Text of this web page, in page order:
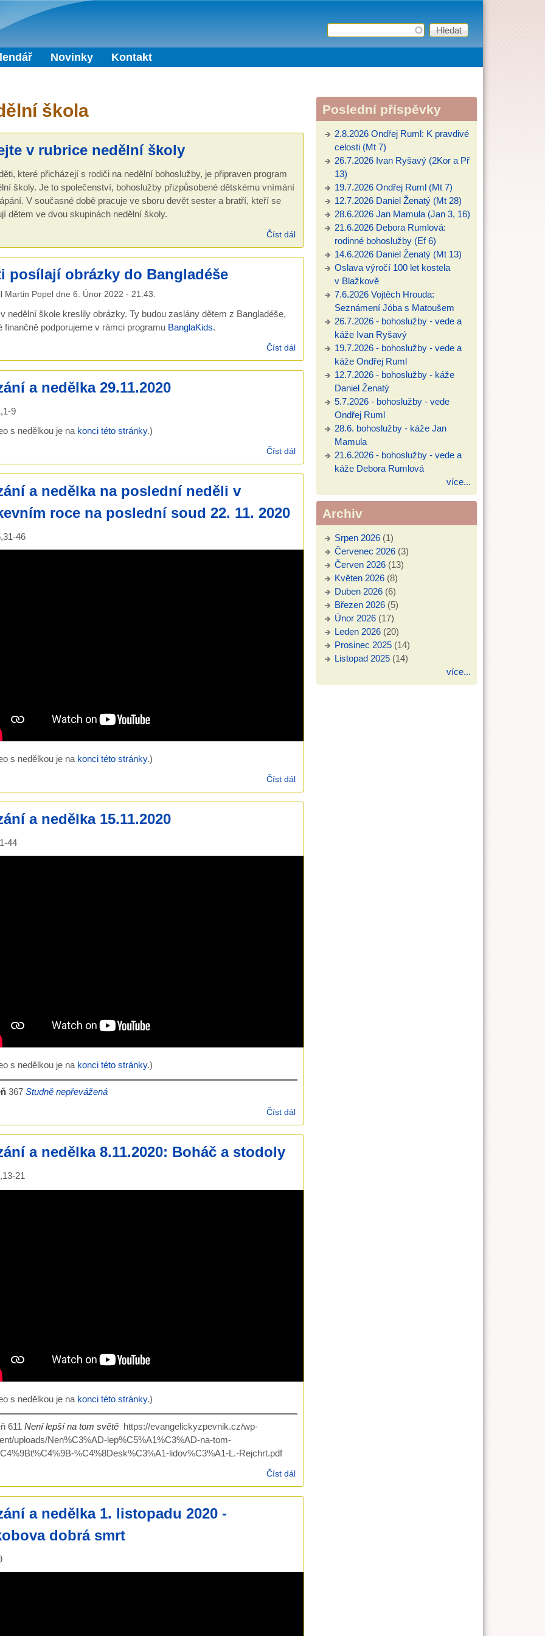
Vyhledávání
Hledat
Novinky Kontakt
škola
v rubrice nedělní školy
které přicházejí s rodiči na nedělní bohoslužby, je připraven program
školy. Je to společenství, bohoslužby přizpůsobené dětskému vnímání
V současné době pracuje ve sboru devět sester a bratří, kteří se
dětem ve dvou skupinách nedělní školy.
Číst dálVítejte v rubrice nedělní školy
posílají obrázky do Bangladéše
Martin Popel dne 6. Únor 2022 - 21:43.
nedělní škole kreslily obrázky. Ty budou zaslány dětem z Bangladéše,
finančně podporujeme v rámci programu BanglaKids.
Číst dálDěti posílají obrázky do Bangladéše
a nedělka 29.11.2020
9
s nedělkou je na konci této stránky.)
Číst dálKázání a nedělka 29.11.2020
a nedělka na poslední neděli v
roce na poslední soud 22. 11. 2020
46
s nedělkou je na konci této stránky.)
Číst dálKázání a nedělka na poslední neděli v církevním roce na
poslední soud 22. 11. 2020
a nedělka 15.11.2020
44
s nedělkou je na konci této stránky.)
367Studně nepřevážená
Číst dálKázání a nedělka 15.11.2020
a nedělka 8.11.2020: Boháč a stodoly
21
s nedělkou je na konci této stránky.)
611Není lepší na tom světě https://evangelickyzpevnik.cz/wp-
uploads/Nen%C3%AD-lep%C5%A1%C3%AD-na-tom-
%C4%8Desk%C3%A1-lidov%C3%A1-L.-Rejchrt.pdf
Číst dálKázání a nedělka 8.11.2020: Boháč a stodoly
a nedělka 1. listopadu 2020 -
dobrá smrt
Poslední příspěvky
2.8.2026 Ondřej Ruml: K pravdivé
celosti (Mt 7)
26.7.2026 Ivan Ryšavý (2Kor a Př
13)
19.7.2026 Ondřej Ruml (Mt 7)
12.7.2026 Daniel Ženatý (Mt 28)
28.6.2026 Jan Mamula (Jan 3, 16)
21.6.2026 Debora Rumlová:
rodinné bohoslužby (Ef 6)
14.6.2026 Daniel Ženatý (Mt 13)
Oslava výročí 100 let kostela
v Blažkově
7.6.2026 Vojtěch Hrouda:
Seznámení Jóba s Matoušem
26.7.2026 - bohoslužby - vede a
káže Ivan Ryšavý
19.7.2026 - bohoslužby - vede a
káže Ondřej Ruml
12.7.2026 - bohoslužby - káže
Daniel Ženatý
5.7.2026 - bohoslužby - vede
Ondřej Ruml
28.6. bohoslužby - káže Jan
Mamula
21.6.2026 - bohoslužby - vede a
káže Debora Rumlová
více...
Archiv
Srpen 2026 (1)
Červenec 2026 (3)
Červen 2026 (13)
Květen 2026 (8)
Duben 2026 (6)
Březen 2026 (5)
Únor 2026 (17)
Leden 2026 (20)
Prosinec 2025 (14)
Listopad 2025 (14)
více...